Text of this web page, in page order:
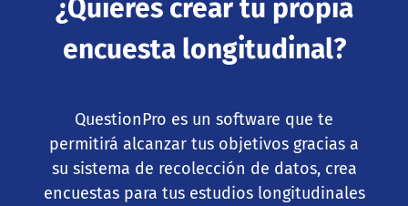
¿Quieres crear tu propia
encuesta longitudinal?
QuestionPro es un software que te
permitirá alcanzar tus objetivos gracias a
su sistema de recolección de datos, crea
encuestas para tus estudios longitudinales